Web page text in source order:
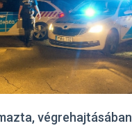
végrehajtásában